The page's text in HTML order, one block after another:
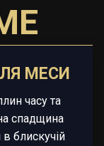
МЕСИ
часу та
спадщина
блискучій